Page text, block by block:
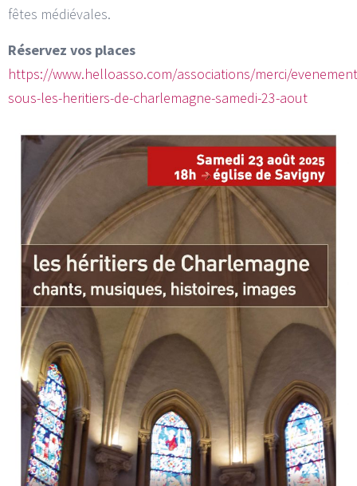
fêtes médiévales.
Réservez vos places
https://www.helloasso.com/associations/merci/
sous-les-heritiers-de-charlemagne-samedi-23-aout